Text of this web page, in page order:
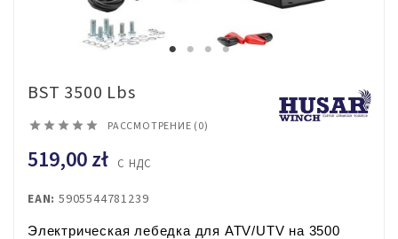
BST 3500 Lbs
     РАССМОТРЕНИЕ (0)
519,00 zł С НДС
EAN: 5905544781239
Электрическая лебедка для ATV/UTV на 3500